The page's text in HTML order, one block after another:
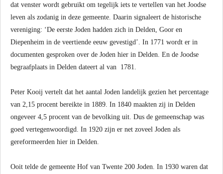
dat venster wordt gebruikt om tegelijk iets te vertellen van het Joodse
leven als zodanig in deze gemeente. Daarin signaleert de historische
vereniging: ‘De eerste Joden hadden zich in Delden, Goor en
Diepenheim in de veertiende eeuw gevestigd’. In 1771 wordt er in
documenten gesproken over de Joden hier in Delden. En de Joodse
begraafplaats in Delden dateert al van 1781.
Peter Kooij vertelt dat het aantal Joden landelijk gezien het percentage
van 2,15 procent bereikte in 1889. In 1840 maakten zij in Delden
ongeveer 4,5 procent van de bevolking uit. Dus de gemeenschap was
goed vertegenwoordigd. In 1920 zijn er net zoveel Joden als
gereformeerden hier in Delden.
Ooit telde de gemeente Hof van Twente 200 Joden. In 1930 waren dat